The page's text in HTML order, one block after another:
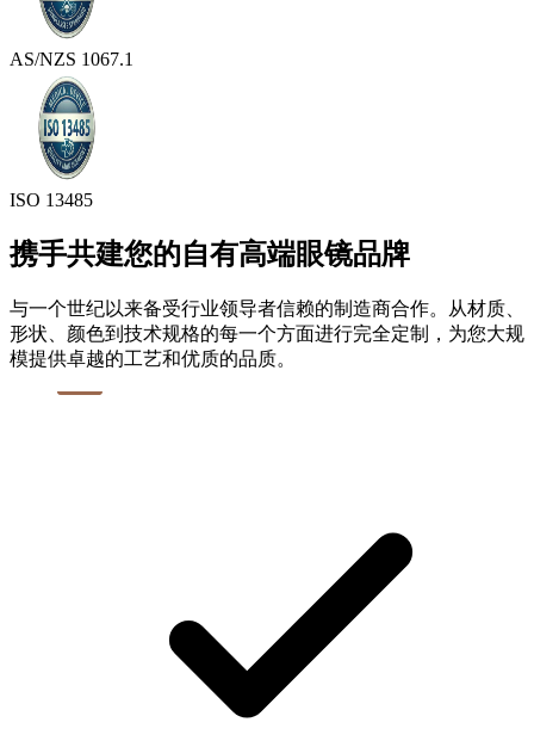
AS/NZS 1067.1
ISO 13485
携手共建您的自有高端眼镜品牌
与一个世纪以来备受行业领导者信赖的制造商合作。从材质、
形状、颜色到技术规格的每一个方面进行完全定制，为您大规
模提供卓越的工艺和优质的品质。